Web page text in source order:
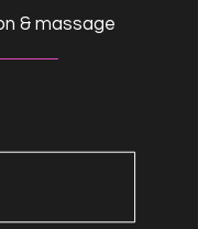
& massage